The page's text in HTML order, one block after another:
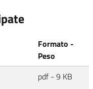
Formato -
Peso
pdf - 9 KB